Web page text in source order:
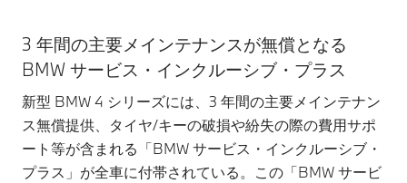
3 年間の主要メインテナンスが無償となる
BMW サービス・インクルーシブ・プラス
新型 BMW 4 シリーズには、3 年間の主要メインテナン
ス無償提供、タイヤ/キーの破損や紛失の際の費用サポ
ート等が含まれる「BMW サービス・インクルーシブ・
プラス」が全車に付帯されている。この「BMW サービ